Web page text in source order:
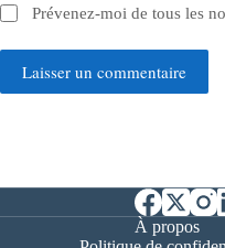
Prévenez-moi de tous les
Laisser un commentaire
À propos